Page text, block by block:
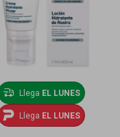
Llega EL LUNES
Llega EL LUNES